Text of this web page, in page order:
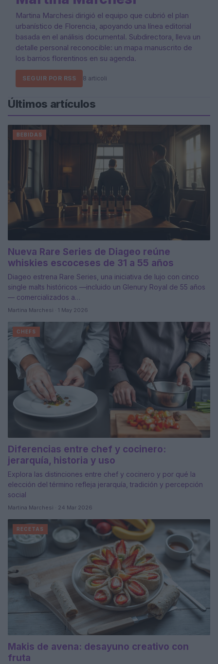
Martina Marchesi dirigió el equipo que cubrió el plan
urbanístico de Florencia, apoyando una línea editorial
basada en el análisis documental. Subdirectora, lleva un
detalle personal reconocible: un mapa manuscrito de
los barrios florentinos en su agenda.
SEGUIR POR RSS 8 articoli
Últimos artículos
BEBIDAS
Nueva Rare Series de Diageo reúne
whiskies escoceses de 31 a 55 años
Diageo estrena Rare Series, una iniciativa de lujo con cinco
single malts históricos —incluido un Glenury Royal de 55 años
— comercializados a…
Martina Marchesi · 1 May 2026
CHEFS
Diferencias entre chef y cocinero:
jerarquía, historia y uso
Explora las distinciones entre chef y cocinero y por qué la
elección del término refleja jerarquía, tradición y percepción
social
Martina Marchesi · 24 Mar 2026
RECETAS
Makis de avena: desayuno creativo con
fruta